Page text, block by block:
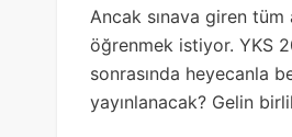
Ancak sınava giren
öğrenmek istiyor. YKS
sonrasında heyecanla
yayınlanacak? Gelin